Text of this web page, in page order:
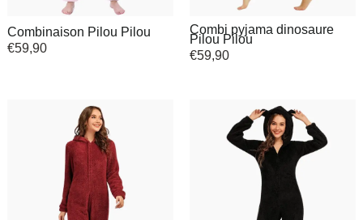
Combinaison Pilou Pilou
€59,90
Combi pyjama dinosaure
Pilou Pilou
€59,90